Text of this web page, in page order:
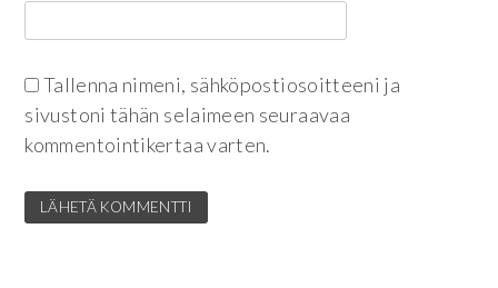
Tallenna nimeni, sähköpostiosoitteeni ja
sivustoni tähän selaimeen seuraavaa
kommentointikertaa varten.